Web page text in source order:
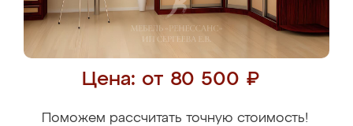
Цена: от 80 500 ₽
Поможем рассчитать точную стоимость!